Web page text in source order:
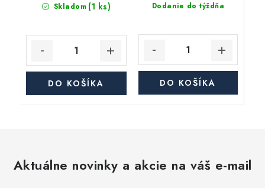
Skladom (1 ks)
DO KOŠÍKA
Dodanie do týždňa
DO KOŠÍKA
Aktuálne novinky a akcie na váš e-mail